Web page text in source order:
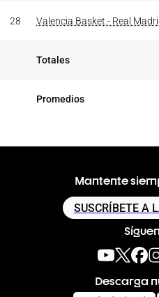
28 Valencia Basket - Real
Totales
Promedios
Mantente
SUSCRÍBETE A
Descarga